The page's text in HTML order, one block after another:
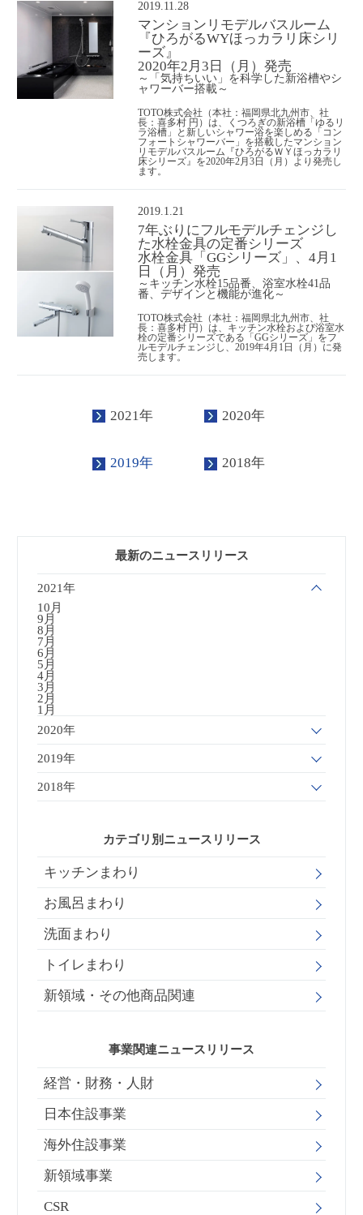
2019.11.28
マンションリモデルバスルーム
『ひろがるWYほっカラリ床シリ
ーズ』
2020年2月3日（月）発売
～「気持ちいい」を科学した新浴槽やシ
ャワーバー搭載～
TOTO株式会社（本社：福岡県北九州市、社
長：喜多村 円）は、くつろぎの新浴槽「ゆるリ
ラ浴槽」と新しいシャワー浴を楽しめる「コン
フォートシャワーバー」を搭載したマンション
リモデルバスルーム『ひろがるＷＹほっカラリ
床シリーズ』を2020年2月3日（月）より発売し
ます。
2019.1.21
7年ぶりにフルモデルチェンジし
た水栓金具の定番シリーズ
水栓金具「GGシリーズ」、4月1
日（月）発売
～キッチン水栓15品番、浴室水栓41品
番、デザインと機能が進化～
TOTO株式会社（本社：福岡県北九州市、社
長：喜多村 円）は、キッチン水栓および浴室水
栓の定番シリーズである「GGシリーズ」をフ
ルモデルチェンジし、2019年4月1日（月）に発
売します。
2021年 2020年
2019年 2018年
最新のニュースリリース
2021年
10月
9月
8月
7月
6月
5月
4月
3月
2月
1月
2020年
2019年
2018年
カテゴリ別ニュースリリース
キッチンまわり
お風呂まわり
洗面まわり
トイレまわり
新領域・その他商品関連
事業関連ニュースリリース
経営・財務・人財
日本住設事業
海外住設事業
新領域事業
CSR